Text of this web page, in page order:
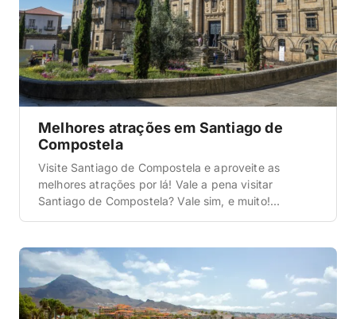
Melhores atrações em Santiago de
Compostela
Visite Santiago de Compostela e aproveite as
melhores atrações por lá! Vale a pena visitar
Santiago de Compostela? Vale sim, e muito!
para caminhadas. Você consegue ver muita coisa a
pé, passear pelas praças e ainda encontrar
passeios organizados que ajudam a […]